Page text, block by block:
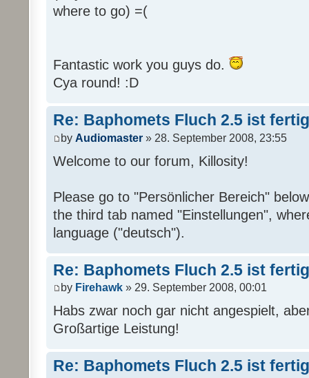
where to go) =(
Fantastic work you guys do.
Cya round! :D
Re: Baphomets Fluch 2.5 ist fertig
by Audiomaster » 28. September 2008, 23:55
Welcome to our forum, Killosity!
Please go to "Persönlicher Bereich"
the third tab named "Einstellungen",
language ("deutsch").
Re: Baphomets Fluch 2.5 ist fertig
by Firehawk » 29. September 2008, 00:01
Habs zwar noch gar nicht angespielt,
Großartige Leistung!
Re: Baphomets Fluch 2.5 ist fertig